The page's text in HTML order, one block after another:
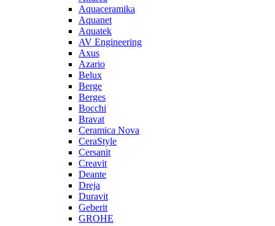
Aquaceramika
Aquanet
Aquatek
AV Engineering
Axus
Azario
Belux
Berge
Berges
Bocchi
Bravat
Ceramica Nova
CeraStyle
Cersanit
Creavit
Deante
Dreja
Duravit
Geberit
GROHE